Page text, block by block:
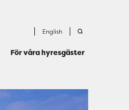
English
För våra hyresgäster